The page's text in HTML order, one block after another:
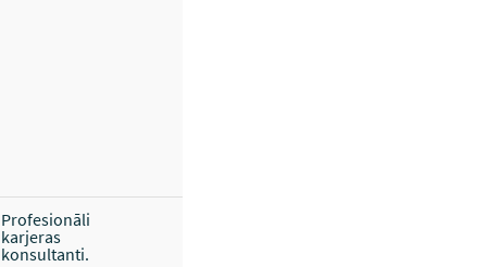
Profesionāli
karjeras
konsultanti.